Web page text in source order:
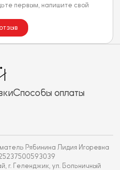
первым, напишите свой
Способы оплаты
Рябинина Лидия Игоревна
г. Геленджик, ул. Больничный